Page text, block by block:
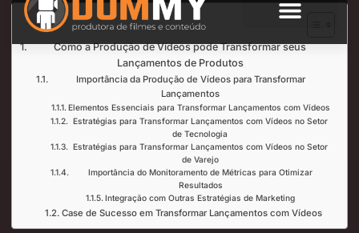
Índice de Leitura
Como a Produção de Vídeos pode Transformar seus
Lançamentos de Produtos
Importância da Produção de Vídeos para Transformar
Lançamentos
Elementos Essenciais para Transformar Lançamentos com Vídeos
Estratégias para Transformar Lançamentos com Vídeos no Setor
de Tecnologia
Estratégias para Transformar Lançamentos com Vídeos no Setor
de Varejo
Importância do Monitoramento de Métricas para Otimizar
Resultados
Integração com Outras Estratégias de Marketing
Case de Sucesso em Transformar Lançamentos com Vídeos